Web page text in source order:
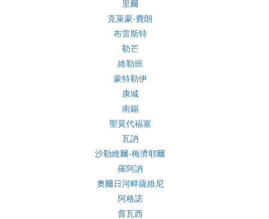
里爾
克萊蒙-費朗
布雷斯特
勒芒
維勒班
蒙特勒伊
康城
南錫
聖莫代福塞
瓦訥
沙勒維爾-梅濟耶爾
羅阿訥
奧爾日河畔薩維尼
阿格諾
普瓦西